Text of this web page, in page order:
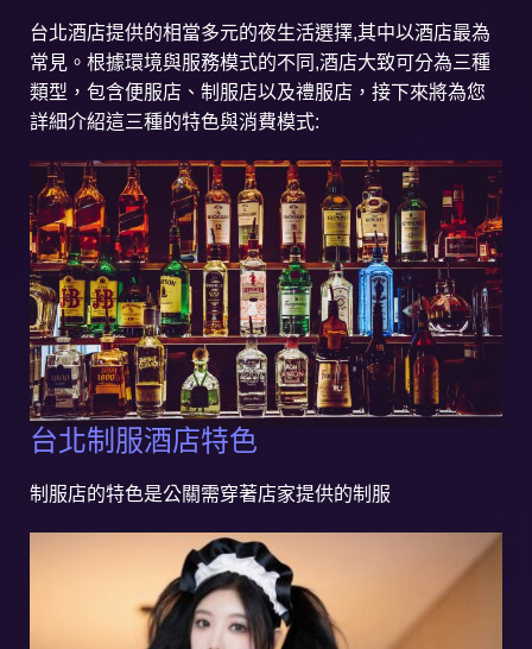
台北酒店提供的相當多元的夜生活選擇,其中以酒店最為
常見。根據環境與服務模式的不同,酒店大致可分為三種
類型，包含便服店、制服店以及禮服店，接下來將為您
詳細介紹這三種的特色與消費模式:
台北制服酒店特色
制服店的特色是公關需穿著店家提供的制服